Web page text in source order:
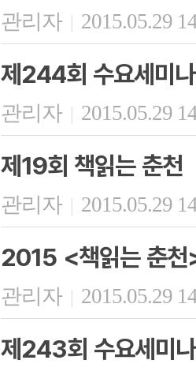
관리자 | 2015.05.29
제244회 수요세미나
관리자 | 2015.05.29
제19회 책읽는 춘천
관리자 | 2015.05.29
2015 <책읽는 춘천
관리자 | 2015.05.29
제243회 수요세미나